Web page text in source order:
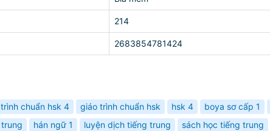
214
2683854781424
chuẩn hsk 4 giáo trình chuẩn hsk hsk 4 boya sơ cấp 1
hán ngữ 1 luyện dịch tiếng trung sách học tiếng trung